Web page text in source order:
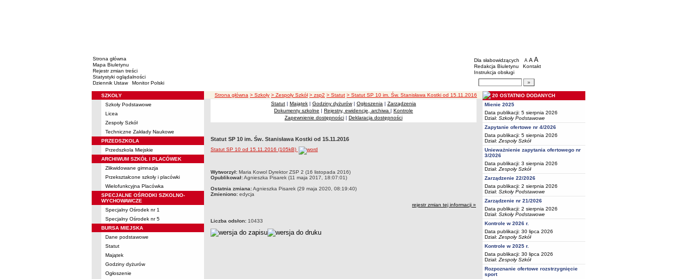
Strona główna
Mapa Biuletynu
Rejestr zmian treści
Statystyki oglądalności
Dziennik Ustaw
Monitor Polski
BIP - Oświata Częstochowa
Menu dodatkowe
Dla słabowidzących A pomniejsz czcionkę
A standardowy rozmiar czcionki
A
Redakcja Biuletynu
Kontakt
Instrukcja obsługi
Wyszukiwarka artykułów
Menu
SZKOŁY
Szkoły Podstawowe
Licea
Zespoły Szkół
Techniczne Zakłady Naukowe
PRZEDSZKOLA
Przedszkola Miejskie
ARCHIWUM SZKÓŁ I PLACÓWEK
Zlikwidowane gimnazja
Przekształcone szkoły i placówki
Wielofunkcyjna Placówka
SPECJALNE OŚRODKI SZKOLNO-
WYCHOWAWCZE
Specjalny Ośrodek nr 1
Specjalny Ośrodek nr 5
BURSA MIEJSKA
Dane podstawowe
Statut
Majątek
Godziny dyżurów
Ogłoszenie
ścieżka nawigacji
Strona główna > Szkoły > Zespoły Szkół > zsp2 > Statut > Statut SP 10 im. Św. Stanisława Kostki od 15.11.2016
Statut | Majątek | Godziny dyżurów| Ogłoszenia | Zarządzenia
Dokumenty szkolne | Rejestry, ewidencje, archiwa | Kontrole
Zapewnienie dostępności | Deklaracja dostępności
Statut SP 10 im. Św. Stanisława Kostki od 15.11.2016
Statut SP 10 od 15.11.2016 (105kB)
metryczka
Wytworzył: Maria Kowol Dyrektor ZSP 2 (16 listopada 2016)
Opublikował:Agnieszka Pisarek (11 maja 2017, 18:07:01)
Ostatnia zmiana:Agnieszka Pisarek (29 maja 2020, 08:19:40)
Zmieniono: edycja
rejestr zmian tej informacji »
Liczba odsłon: 10433
20 OSTATNIO DODANYCH
Mienie 2025
Data publikacji: 5 sierpnia 2026
Dział: Szkoły Podstawowe
Zapytanie ofertowe nr 4/2026
Data publikacji: 5 sierpnia 2026
Dział: Zespoły Szkół
Unieważnienie zapytania ofertowego nr
3/2026
Data publikacji: 3 sierpnia 2026
Dział: Zespoły Szkół
Zarządzenie 22/2026
Data publikacji: 2 sierpnia 2026
Dział: Szkoły Podstawowe
Zarządzenie nr 21/2026
Data publikacji: 2 sierpnia 2026
Dział: Szkoły Podstawowe
Kontrole w 2026 r.
Data publikacji: 30 lipca 2026
Dział: Zespoły Szkół
Kontrole w 2025 r.
Data publikacji: 30 lipca 2026
Dział: Zespoły Szkół
Rozpoznanie ofertowe rozstrzygnięcie
sport